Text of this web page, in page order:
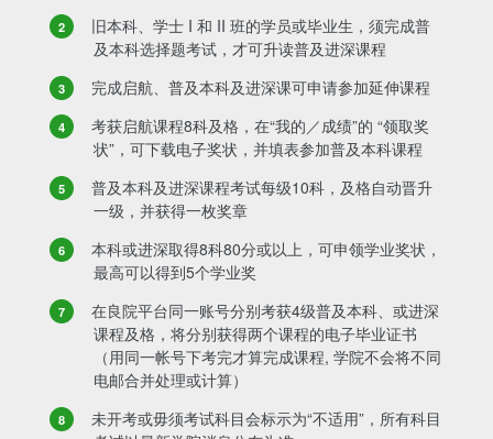
旧本科、学士 I 和 II 班的学员或毕业生，须完成普
及本科选择题考试，才可升读普及进深课程
完成启航、普及本科及进深课可申请参加延伸课程
考获启航课程8科及格，在“我的／成绩”的 “领取奖
状”，可下载电子奖状，并填表参加普及本科课程
普及本科及进深课程考试每级10科，及格自动晋升
一级，并获得一枚奖章
本科或进深取得8科80分或以上，可申领学业奖状，
最高可以得到5个学业奖
在良院平台同一账号分别考获4级普及本科、或进深
课程及格，将分别获得两个课程的电子毕业证书
（用同一帐号下考完才算完成课程, 学院不会将不同
电邮合并处理或计算）
未开考或毋须考试科目会标示为“不适用”，所有科目